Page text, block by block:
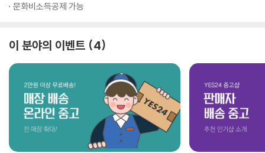
문화비소득공제 가능
이 분야의 이벤트 4